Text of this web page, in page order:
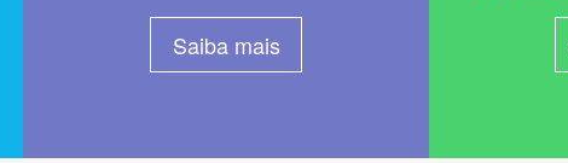
Saiba mais